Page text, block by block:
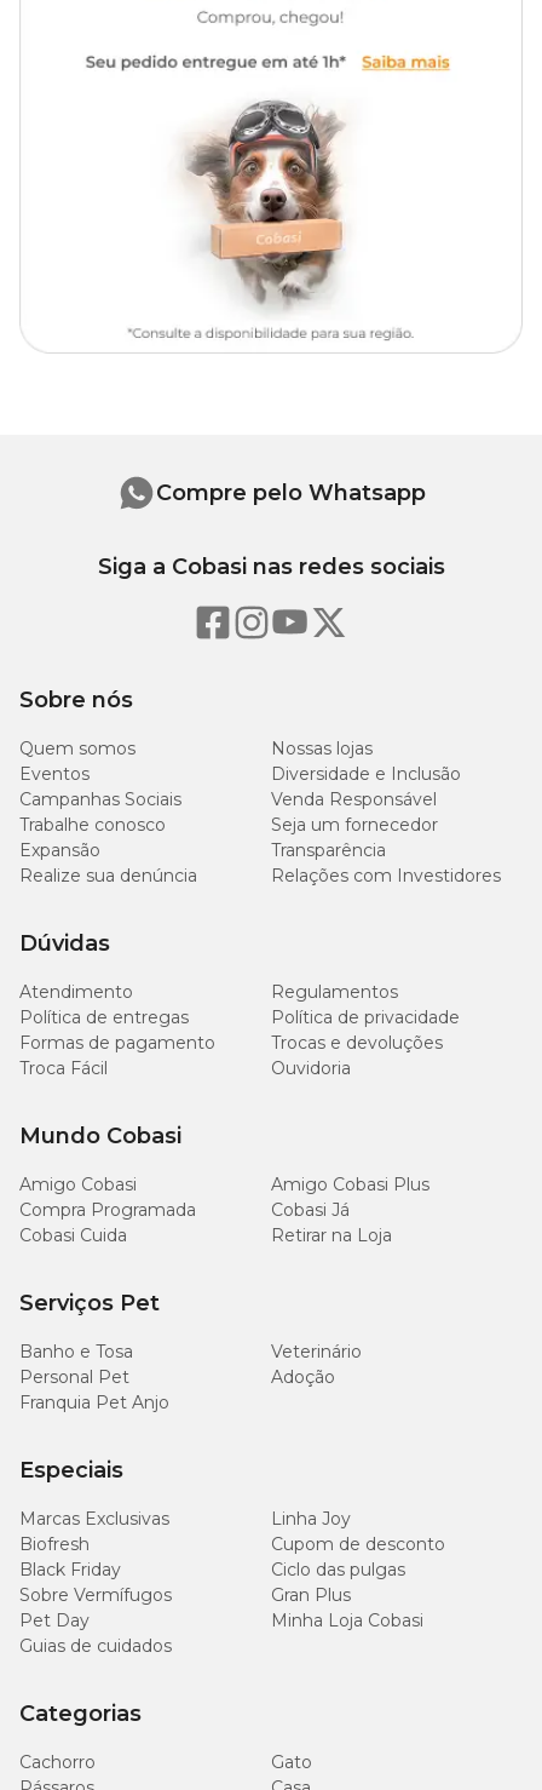
Comprimento 14 cm
Sobre nós
Quem somos
Nossas lojas
Eventos
Diversidade e Inclusão
Campanhas Sociais
Venda Responsável
Trabalhe conosco
Seja um fornecedor
Expansão
Transparência
Realize sua denúncia
Relações com Investidores
Dúvidas
Atendimento
Regulamentos
Política de entregas
Política de privacidade
Formas de pagamento
Trocas e devoluções
Troca Fácil
Ouvidoria
Mundo Cobasi
Amigo Cobasi
Amigo Cobasi Plus
Compra Programada
Cobasi Já
Cobasi Cuida
Retirar na Loja
Serviços Pet
Banho e Tosa
Veterinário
Personal Pet
Adoção
Franquia Pet Anjo
Especiais
Marcas Exclusivas
Linha Joy
Biofresh
Cupom de desconto
Black Friday
Ciclo das pulgas
Sobre Vermífugos
Gran Plus
Pet Day
Minha Loja Cobasi
Guias de cuidados
Categorias
Cachorro
Gato
Compre pelo Whatsapp
Siga a Cobasi nas redes sociais